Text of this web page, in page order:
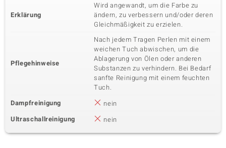
Erklärung
Wird angewandt, um die Farbe zu
ändern, zu verbessern und/oder deren
Gleichmäßigkeit zu erzielen.
Pflegehinweise
Nach jedem Tragen Perlen mit einem
weichen Tuch abwischen, um die
Ablagerung von Ölen oder anderen
Substanzen zu verhindern. Bei Bedarf
sanfte Reinigung mit einem feuchten
Tuch.
Dampfreinigung
nein
Ultraschallreinigung
nein